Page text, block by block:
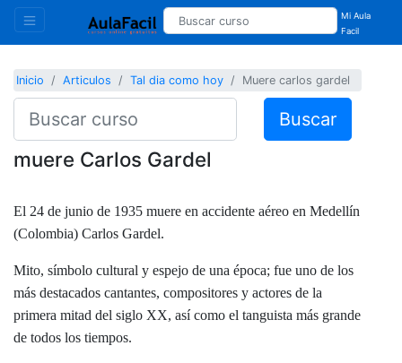
Mi Aula
Facil
Inicio Articulos Tal dia como hoy Muere carlos gardel
Buscar
muere Carlos Gardel
El 24 de junio de 1935 muere en accidente aéreo en Medellín
(Colombia) Carlos Gardel.
Mito, símbolo cultural y espejo de una época; fue uno de los
más destacados cantantes, compositores y actores de la
primera mitad del siglo XX, así como el tanguista más grande
de todos los tiempos.